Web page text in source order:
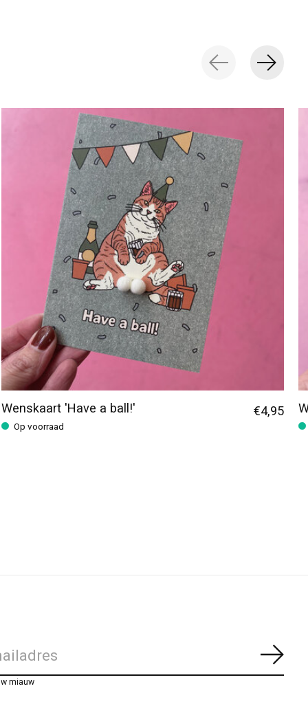
Wenskaart 'Have a ball!'
Op voorraad
€4,95
miauw